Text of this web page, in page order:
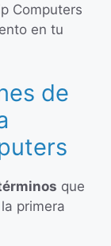
Computers
en tu
de
que
primera